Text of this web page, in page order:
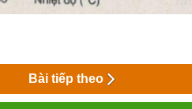
Bài tiếp theo